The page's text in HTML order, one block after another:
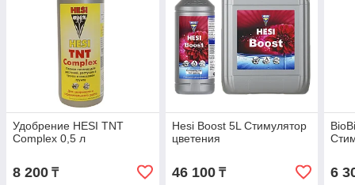
Удобрение HESI TNT
Complex 0,5 л
8 200 ₸
Hesi Boost 5L Стимулятор
цветения
46 100₸ 6